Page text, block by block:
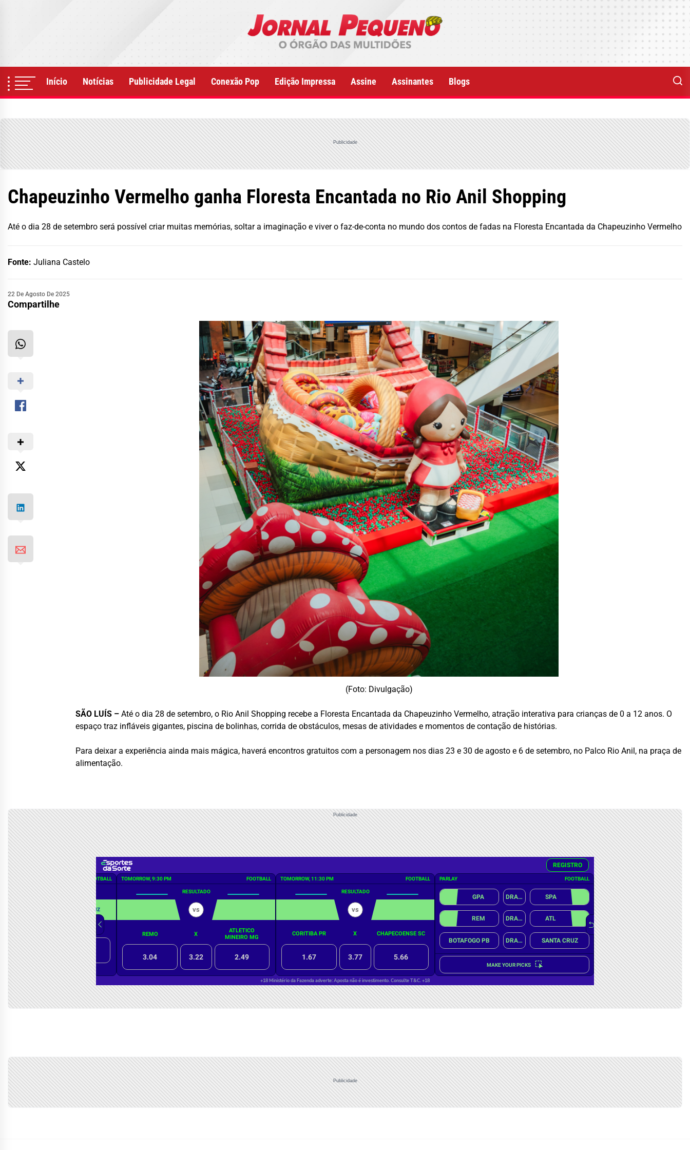
Início Notícias Publicidade Legal Conexão Pop Edição Impressa Assine Assinantes Blogs
Publicidade
Chapeuzinho Vermelho ganha Floresta Encantada no Rio Anil Shopping
Até o dia 28 de setembro será possível criar muitas memórias, soltar a imaginação e viver o faz-de-conta no mundo dos contos de fadas na Floresta Encantada da Chapeuzinho Vermelho
Fonte: Juliana Castelo
22 De Agosto De 2025
Compartilhe
(Foto: Divulgação)
SÃO LUÍS – Até o dia 28 de setembro, o Rio Anil Shopping recebe a Floresta Encantada da Chapeuzinho Vermelho, atração interativa para crianças de 0 a 12 anos. O
espaço traz infláveis gigantes, piscina de bolinhas, corrida de obstáculos, mesas de atividades e momentos de contação de histórias.
Para deixar a experiência ainda mais mágica, haverá encontros gratuitos com a personagem nos dias 23 e 30 de agosto e 6 de setembro, no Palco Rio Anil, na praça de
alimentação.
Publicidade
Publicidade